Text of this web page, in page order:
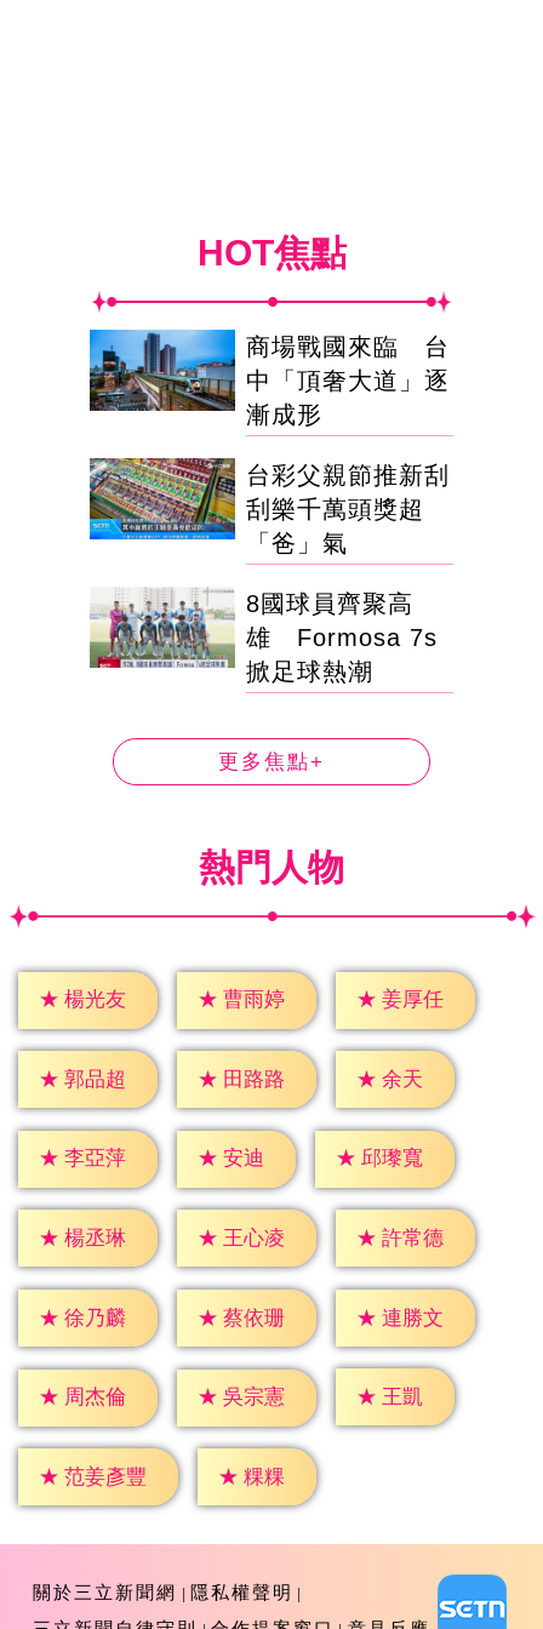
HOT焦點
商場戰國來臨 台
中「頂奢大道」逐
漸成形
台彩父親節推新刮
刮樂千萬頭獎超
「爸」氣
8國球員齊聚高
雄 Formosa 7s
掀足球熱潮
更多焦點+
熱門人物
★ 楊光友 ★ 曹雨婷 ★ 姜厚任
★ 郭品超 ★ 田路路 ★ 余天
★ 李亞萍 ★ 安迪 ★ 邱瓈寬
★ 楊丞琳 ★ 王心凌 ★ 許常德
★ 徐乃麟 ★ 蔡依珊 ★ 連勝文
★ 周杰倫 ★ 吳宗憲 ★ 王凱
★ 范姜彥豐 ★ 粿粿
關於三立新聞網
隱私權聲明